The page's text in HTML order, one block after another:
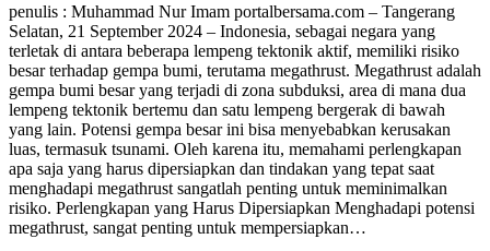
penulis : Muhammad Nur Imam portalbersama.com – Tangerang
Selatan, 21 September 2024 – Indonesia, sebagai negara yang
terletak di antara beberapa lempeng tektonik aktif, memiliki risiko
besar terhadap gempa bumi, terutama megathrust. Megathrust adalah
gempa bumi besar yang terjadi di zona subduksi, area di mana dua
lempeng tektonik bertemu dan satu lempeng bergerak di bawah
yang lain. Potensi gempa besar ini bisa menyebabkan kerusakan
luas, termasuk tsunami. Oleh karena itu, memahami perlengkapan
apa saja yang harus dipersiapkan dan tindakan yang tepat saat
menghadapi megathrust sangatlah penting untuk meminimalkan
risiko. Perlengkapan yang Harus Dipersiapkan Menghadapi potensi
megathrust, sangat penting untuk mempersiapkan…